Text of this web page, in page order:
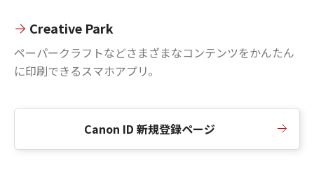
Creative Park
ペーパークラフトなどさまざまなコンテンツをかんたん
に印刷できるスマホアプリ。
Canon ID 新規登録ページ